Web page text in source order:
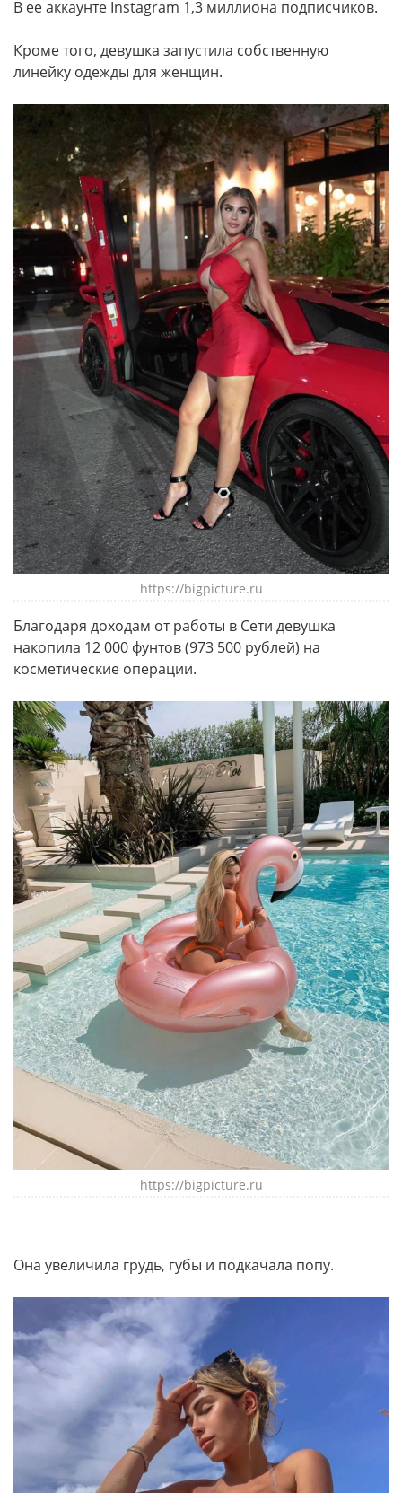
В ее аккаунте Instagram 1,3 миллиона подписчиков.
Кроме того, девушка запустила собственную
линейку одежды для женщин.
https://bigpicture.ru
Благодаря доходам от работы в Сети девушка
накопила 12 000 фунтов (973 500 рублей) на
косметические операции.
https://bigpicture.ru
Она увеличила грудь, губы и подкачала попу.